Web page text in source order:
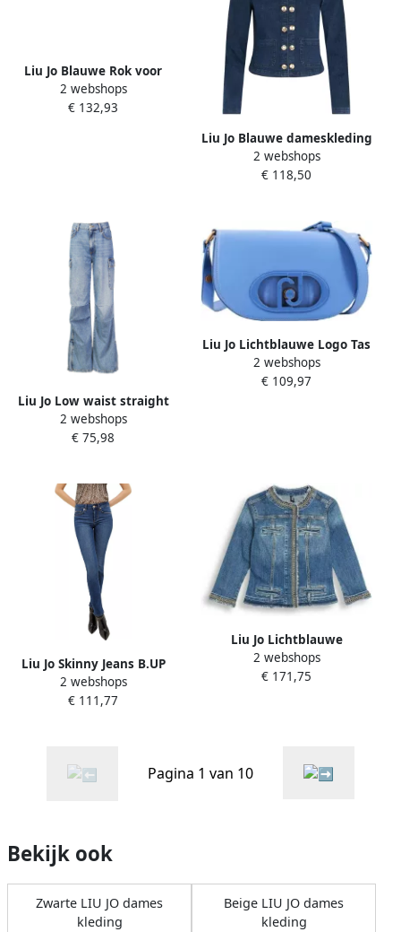
Liu Jo Blauwe Rok voor
Vrouwen Blue Dames
2 webshops
€ 132,93
Liu Jo Blauwe dameskleding
Blue Dames
2 webshops
€ 118,50
Liu Jo Low waist straight
leg cargo jeans Mo blauw
2 webshops
€ 75,98
Liu Jo Lichtblauwe Logo Tas
met Verstelbare
Schouderband Blue Dames
2 webshops
€ 109,97
Liu Jo Skinny Jeans B.UP
MAGNETIC REG.W. UXX028
D4186
2 webshops
€ 111,77
Liu Jo Lichtblauwe
Katoenen Blazer met
Zakken Blue Dames
2 webshops
€ 171,75
Pagina 1 van 10
Bekijk ook
Zwarte LIU JO dames
kleding
Beige LIU JO dames
kleding